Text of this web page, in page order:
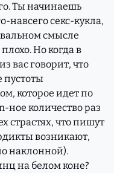
Ты начинаешь
навсего секс-кукла,
смысле
Но когда в
вас говорит, что
пустоты
которое идет по
ное количество раз
страстях, что пишут
возникают,
наклонной).
на белом коне?